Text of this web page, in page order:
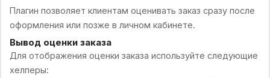
Плагин позволяет клиентам оценивать заказ сразу после
оформления или позже в личном кабинете.
Вывод оценки заказа
Для отображения оценки заказа используйте следующие
хелперы: